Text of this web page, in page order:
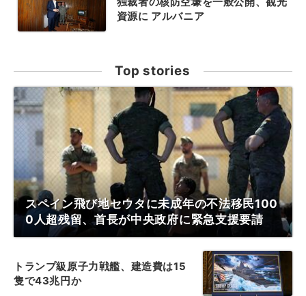
資源に アルバニア
Top stories
スペイン飛び地セウタに未成年の不法移民100
0人超残留、首長が中央政府に緊急支援要請
トランプ級原子力戦艦、建造費は15
隻で43兆円か